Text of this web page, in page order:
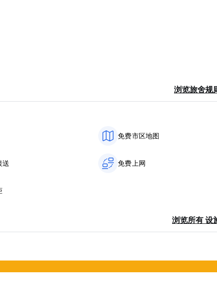
套餐以及空调住宿。这家住宿配有24小时前台，还为客人提供露
和免费WiFi。部分客房配有阳台，部分客房享有山景。住宿加早餐旅
客人还可以在共用休息区放松身心。 (Auto-translated from original
浏览旅舍规
免费市区地图
送 免费上网
浏览所有 设